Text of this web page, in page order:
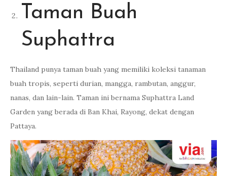
Taman Buah
Suphattra
Thailand punya taman buah yang memiliki koleksi tanaman
buah tropis, seperti durian, mangga, rambutan, anggur,
nanas, dan lain-lain. Taman ini bernama Suphattra Land
Garden yang berada di Ban Khai, Rayong, dekat dengan
Pattaya.